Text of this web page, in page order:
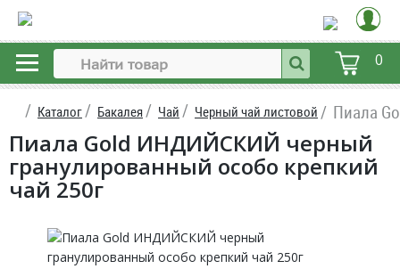
0
Каталог Бакалея Чай Черный чай листовой Пиала
Пиала Gold ИНДИЙСКИЙ черный
гранулированный особо крепкий
чай 250г